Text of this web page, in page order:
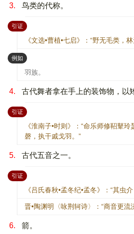
3. 鸟类的代称。
引证：
《文选•曹植•七启》：“野无毛类，
例如 ：
羽族。
4. 古代舞者拿在手上的装饰物，以
引证：
《淮南子•时则》：“命乐师修鞀鼙
磬，执干戚戈羽。”
5. 古代五音之一。
引证：
《吕氏春秋•孟冬纪•孟冬》：“其虫
晋•陶渊明〈咏荆轲诗〉：“商音更流
6. 箭。